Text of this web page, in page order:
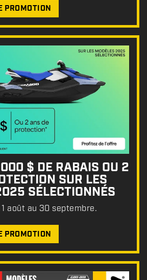
PROMOTION
$ DE RABAIS OU 2
SUR LES
SÉLECTIONNÉS
août au 30 septembre.
PROMOTION